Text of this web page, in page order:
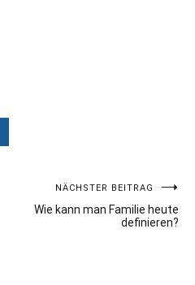
NÄCHSTER BEITRAG
Wie kann man Familie heute
definieren?